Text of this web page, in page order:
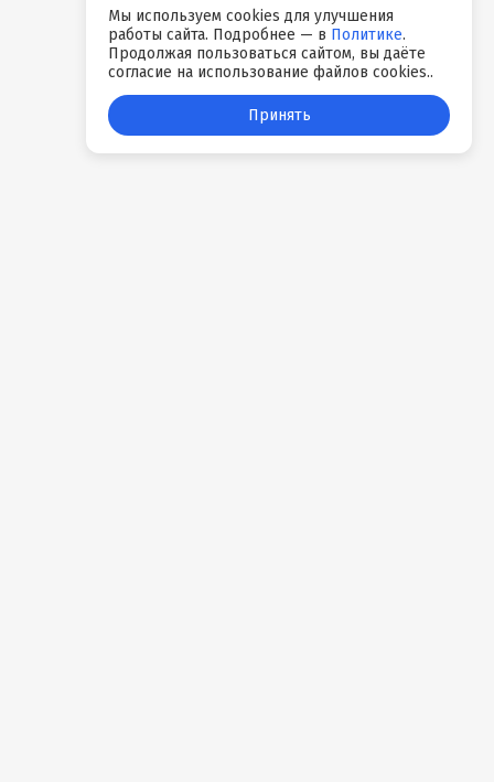
Мы используем cookies для улучшения
работы сайта. Подробнее — в Политике.
Продолжая пользоваться сайтом, вы даёте
согласие на использование файлов cookies..
Принять